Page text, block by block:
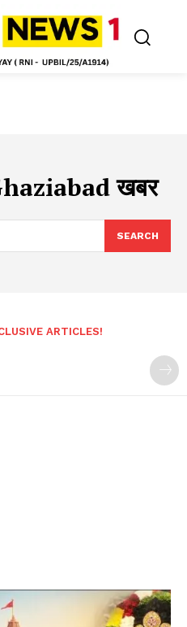
खबर
SEARCH
ARTICLES!